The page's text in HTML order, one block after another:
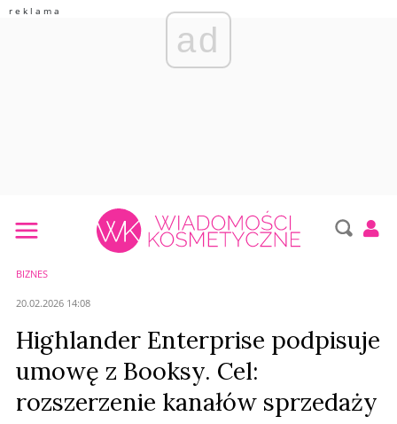
ad
BIZNES
20.02.2026 14:08
Highlander Enterprise podpisuje
umowę z Booksy. Cel:
rozszerzenie kanałów sprzedaży